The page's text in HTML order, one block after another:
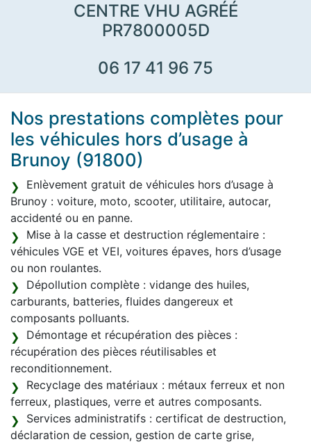
CENTRE VHU AGRÉÉ
PR7800005D
06 17 41 96 75
Nos prestations complètes pour
les véhicules hors d’usage à
Brunoy (91800)
Enlèvement gratuit de véhicules hors d’usage à
Brunoy : voiture, moto, scooter, utilitaire, autocar,
accidenté ou en panne.
Mise à la casse et destruction réglementaire :
véhicules VGE et VEI, voitures épaves, hors d’usage
ou non roulantes.
Dépollution complète : vidange des huiles,
carburants, batteries, fluides dangereux et
composants polluants.
Démontage et récupération des pièces :
récupération des pièces réutilisables et
reconditionnement.
Recyclage des matériaux : métaux ferreux et non
ferreux, plastiques, verre et autres composants.
Services administratifs : certificat de destruction,
déclaration de cession, gestion de carte grise,